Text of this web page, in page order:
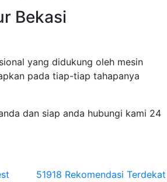
Bekasi
yang didukung oleh mesin
pada tiap-tiap tahapanya
dan siap anda hubungi kami 24
51918 Rekomendasi Terdekat